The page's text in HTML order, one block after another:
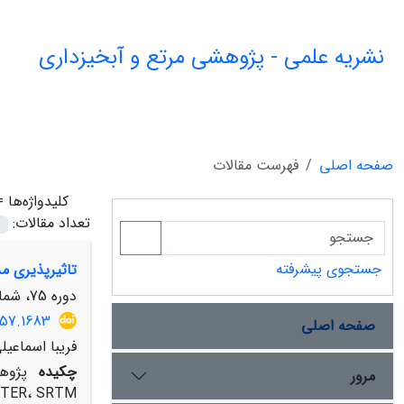
نشریه علمی - پژوهشی مرتع و آبخیزداری
صفحه اصلی
فهرست مقالات
تعداد مقالات:
دوره 75، شماره 4، زمستان 1401، صفحه
فریبا
چکیده
جستجوی پیشرفته
صفحه اصلی
مرور